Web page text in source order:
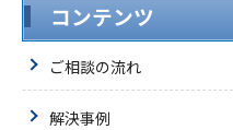
コンテンツ
ご相談の流れ
解決事例